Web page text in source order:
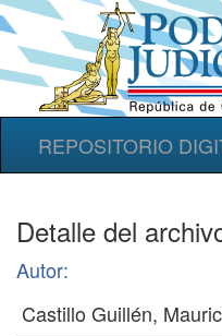
REPOSITORIO
Detalle del
Autor: